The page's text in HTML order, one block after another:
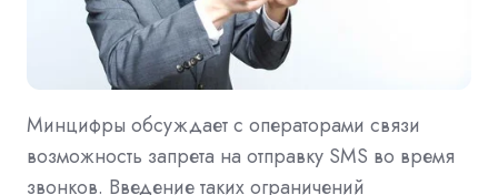
Минцифры обсуждает с операторами связи
возможность запрета на отправку SMS во время
звонков. Введение таких ограничений